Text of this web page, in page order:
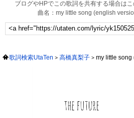
ブログやHPでこの歌詞を共有する場合は
曲名：my little song (english
歌詞検索UtaTen 高橋真梨子 my little song